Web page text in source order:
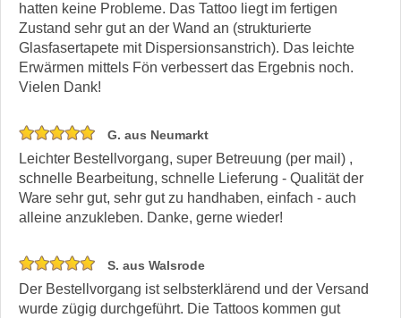
hatten keine Probleme. Das Tattoo liegt im fertigen
Zustand sehr gut an der Wand an (strukturierte
Glasfasertapete mit Dispersionsanstrich). Das leichte
Erwärmen mittels Fön verbessert das Ergebnis noch.
Vielen Dank!
G. aus Neumarkt
Leichter Bestellvorgang, super Betreuung (per mail) ,
schnelle Bearbeitung, schnelle Lieferung - Qualität der
Ware sehr gut, sehr gut zu handhaben, einfach - auch
alleine anzukleben. Danke, gerne wieder!
S. aus Walsrode
Der Bestellvorgang ist selbsterklärend und der Versand
wurde zügig durchgeführt. Die Tattoos kommen gut